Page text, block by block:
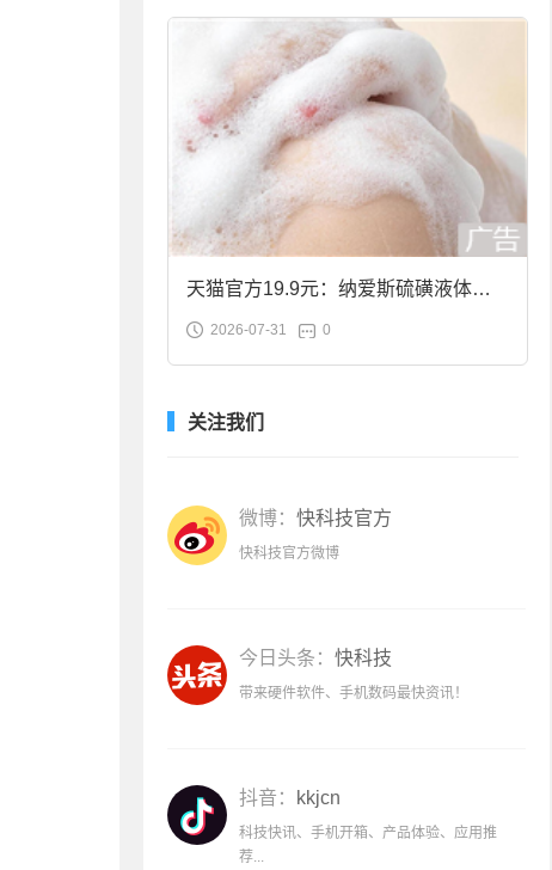
天猫官方19.9元：纳爱斯硫磺液体香
皂2斤大促
2026-07-31 0
关注我们
微博： 快科技官方
快科技官方微博
今日头条： 快科技
带来硬件软件、手机数码最快资讯！
抖音： kkjcn
科技快讯、手机开箱、产品体验、应用推
荐...